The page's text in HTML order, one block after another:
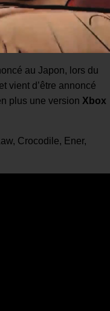
au Japon, lors du
vient d’être annoncé
plus une version Xbox
Crocodile, Ener,